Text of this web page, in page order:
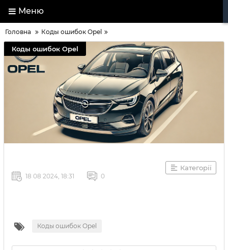
Меню
Головна Коды ошибок Opel
Коды ошибок Opel
Категорії
18 08 2024, 18:31 0
Коды ошибок Opel